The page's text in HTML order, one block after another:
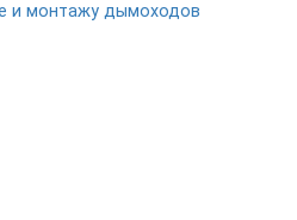
и монтажу дымоходов